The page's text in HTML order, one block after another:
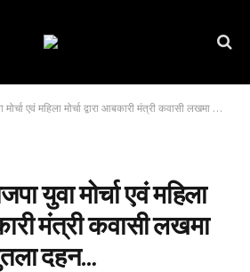
महिला मोर्चा द्वारा आबकारी मंत्री कवासी लखमा का किया गया पुतला दहन…
युवा मोर्चा एवं महिला
मंत्री कवासी लखमा
दहन…